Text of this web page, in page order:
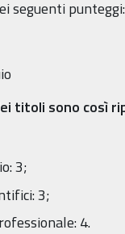
seguenti
titoli sono così
3;
3;
4.